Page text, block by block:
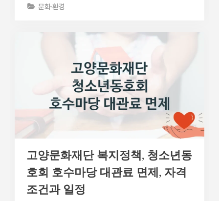
문화·환경
고양문화재단 복지정책, 청소년동
호회 호수마당 대관료 면제, 자격
조건과 일정